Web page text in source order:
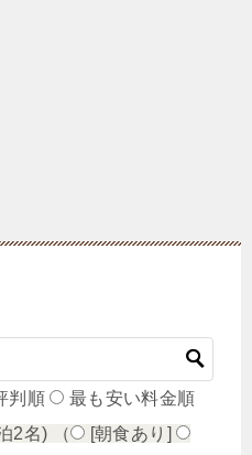
判順
最も安い料金順
2名)
（
[朝食あり]